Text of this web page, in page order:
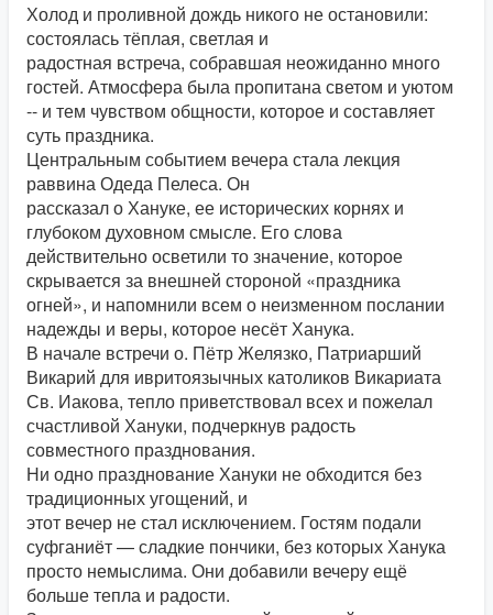
Холод и проливной дождь никого не остановили:
состоялась тёплая, светлая и
радостная встреча, собравшая неожиданно много
гостей. Атмосфера была пропитана светом и уютом
-- и тем чувством общности, которое и составляет
суть праздника.
Центральным событием вечера стала лекция
раввина Одеда Пелеса. Он
рассказал о Хануке, ее исторических корнях и
глубоком духовном смысле. Его слова
действительно осветили то значение, которое
скрывается за внешней стороной «праздника
огней», и напомнили всем о неизменном послании
надежды и веры, которое несёт Ханука.
В начале встречи о. Пётр Желязко, Патриарший
Викарий для ивритоязычных католиков Викариата
Св. Иакова, тепло приветствовал всех и пожелал
счастливой Хануки, подчеркнув радость
совместного празднования.
Ни одно празднование Хануки не обходится без
традиционных угощений, и
этот вечер не стал исключением. Гостям подали
суфганиёт — сладкие пончики, без которых Ханука
просто немыслима. Они добавили вечеру ещё
больше тепла и радости.